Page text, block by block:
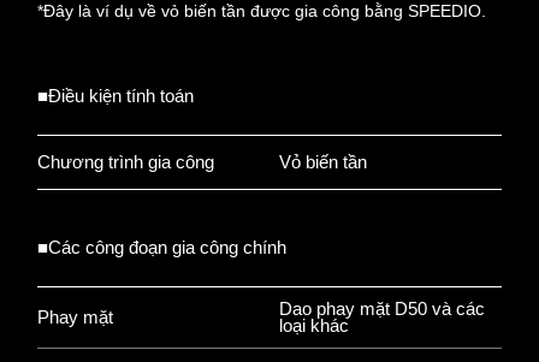
*Đây là ví dụ về vỏ biến tần được gia công bằng SPEEDIO.
■Điều kiện tính toán
Chương trình gia công Vỏ biến tần
■Các công đoạn gia công chính
Phay mặt
Dao phay mặt D50 và các
loại khác